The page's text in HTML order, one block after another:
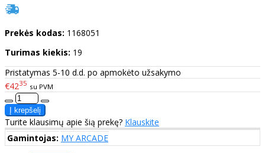
Prekės kodas: 1168051
Turimas kiekis: 19
Pristatymas 5-10 d.d. po apmokėto užsakymo
€4235 su PVM
Turite klausimų apie šią prekę? Klauskite
Gamintojas: MY ARCADE